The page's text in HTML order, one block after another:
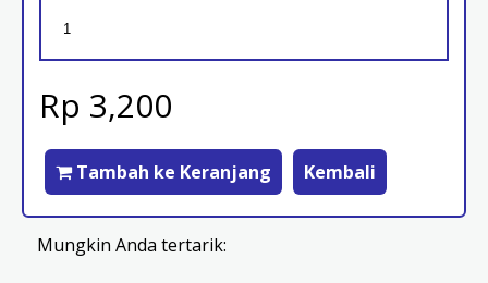
Rp 3,200
Tambah ke Keranjang Kembali
Mungkin Anda tertarik: